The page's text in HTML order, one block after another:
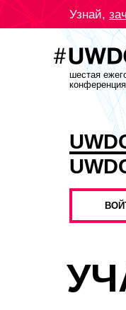
Узнай,
шестая